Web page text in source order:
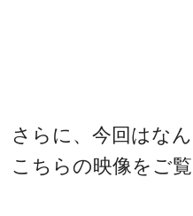
さらに、今回はなん
こちらの映像をご